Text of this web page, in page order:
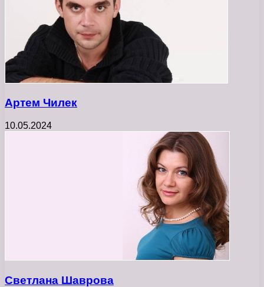
Артем Чилек
10.05.2024
Светлана Шаврова